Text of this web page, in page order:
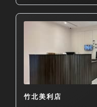
竹北美利店